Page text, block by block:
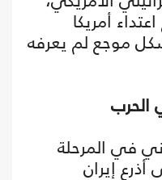
أمريكا
موجع لم يعرفه
في المرحلة
إيران